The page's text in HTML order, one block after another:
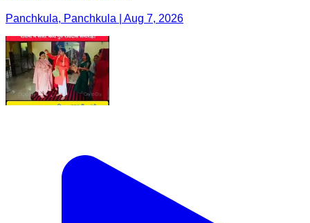
Panchkula, Panchkula | Aug 7, 2026